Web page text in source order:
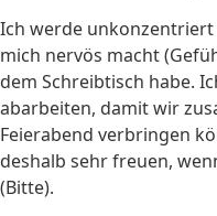
Ich werde
mich nervös macht
dem Schreibtisch habe.
abarbeiten, damit wir
Feierabend verbringen
deshalb sehr freuen,
(Bitte).